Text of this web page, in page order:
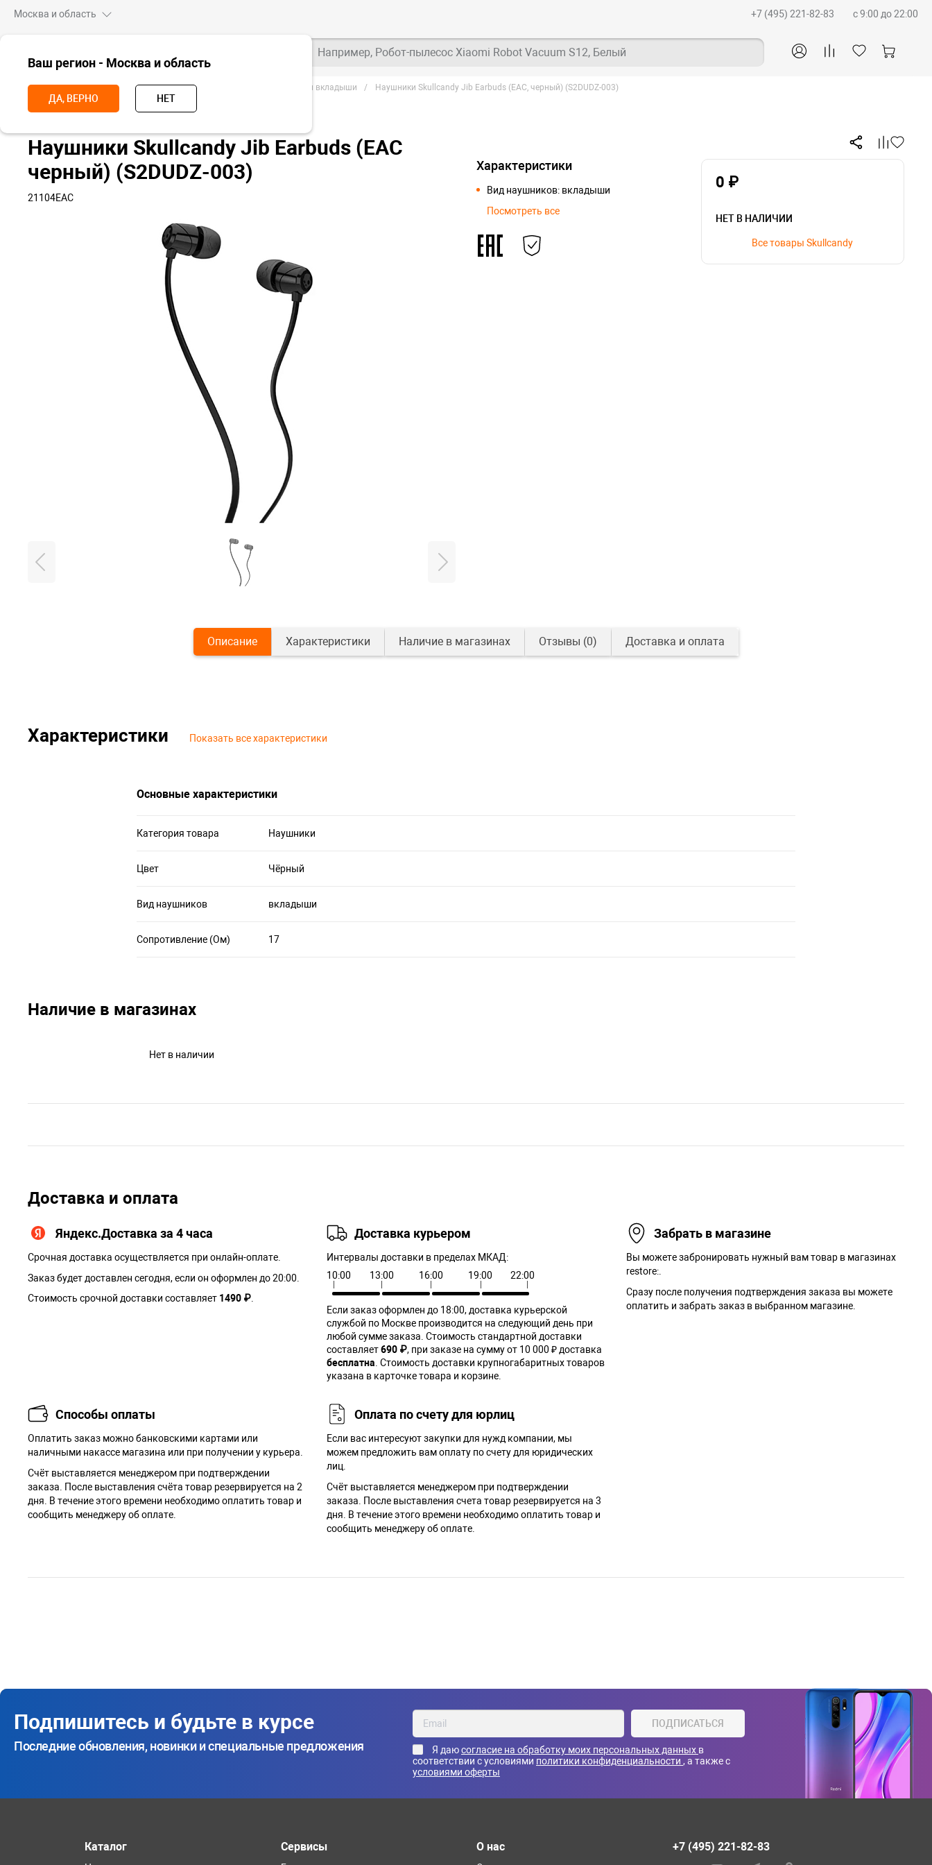
Москва и область
Ваш регион - Москва и область
ДА, ВЕРНО НЕТ
+7 (495) 221-82-83 c 9:00 до 22:00
Например, Робот-пылесос Xiaomi Robot Vacuum S12, Белый
Главная Носимые устройства Наушники Проводные наушники вкладыши Наушники Skullcandy Jib Earbuds (EAC, черный) (S2DUDZ-003)
Наушники Skullcandy Jib Earbuds (EAC
черный) (S2DUDZ-003)
21104EAC
Характеристики
Вид наушников: вкладыши
Посмотреть все
0 ₽
НЕТ В НАЛИЧИИ
Все товары Skullcandy
Описание Характеристики Наличие в магазинах Отзывы (0) Доставка и оплата
Характеристики Показать все характеристики
Основные характеристики
Категория товара Наушники
Цвет Чёрный
Вид наушников вкладыши
Сопротивление (Ом) 17
Наличие в магазинах
Нет в наличии
Доставка и оплата
Яндекс.Доставка за 4 часа
Срочная доставка осуществляется при онлайн-оплате.
Заказ будет доставлен сегодня, если он оформлен до 20:00.
Стоимость срочной доставки составляет 1490 ₽
Доставка курьером
Интервалы доставки в пределах МКАД:
10:00
13:00 16:00 19:00 22:00
Если заказ оформлен до 18:00, доставка курьерской
службой по Москве производится на следующий день при
любой сумме заказа. Cтоимость стандартной доставки
составляет690 ₽, при заказе на сумму от 10 000 ₽ доставка
бесплатна . Стоимость доставки крупногабаритных товаров
указана в карточке товара и корзине.
Забрать в магазине
Вы можете забронировать нужный вам товар в магазинах
restore:.
Сразу после получения подтверждения заказа вы можете
оплатить и забрать заказ в выбранном магазине.
Способы оплаты
Оплатить заказ можно банковскими картами или
наличными накассе магазина или при получении у курьера.
Cчёт выставляется менеджером при подтверждении
заказа. После выставления счёта товар резервируется на 2
дня. В течение этого времени необходимо оплатить товар и
сообщить менеджеру об оплате.
Оплата по счету для юрлиц
Если вас интересуют закупки для нужд компании, мы
можем предложить вам оплату по счету для юридических
лиц.
Счёт выставляется менеджером при подтверждении
заказа. После выставления счета товар резервируется на 3
дня. В течение этого времени необходимо оплатить товар и
сообщить менеджеру об оплате.
Подпишитесь и будьте в курсе
Последние обновления, новинки и специальные предложения
ПОДПИСАТЬСЯ
Я даюсогласие на обработку моих персональных данных в
соответствии с условиями политики конфиденциальности , а также с
условиями оферты
Каталог Сервисы О нас +7 (495) 221-82-83